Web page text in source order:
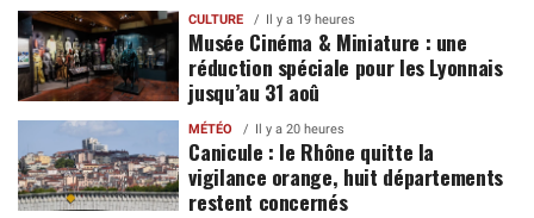
CULTURE Il y a 19 heures
Musée Cinéma & Miniature : une
réduction spéciale pour les Lyonnais
jusqu’au 31 aoû
MÉTÉO Il y a 20 heures
Canicule : le Rhône quitte la
vigilance orange, huit départements
restent concernés